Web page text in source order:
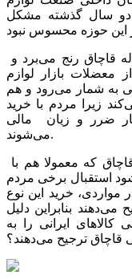
دو سال گذشته مشکل
معضلات بازار لوازم
به شمار می‌رود و هم
زیرا مردم با خرید
ضرر و زیان مالی
می‌شوند.
استقبال برخی مردم
مواردی، خرید این نوع
می‌دهند بنابراین دلیل
ایرانی را به
قاچاق ترجیح می‌دهند؟